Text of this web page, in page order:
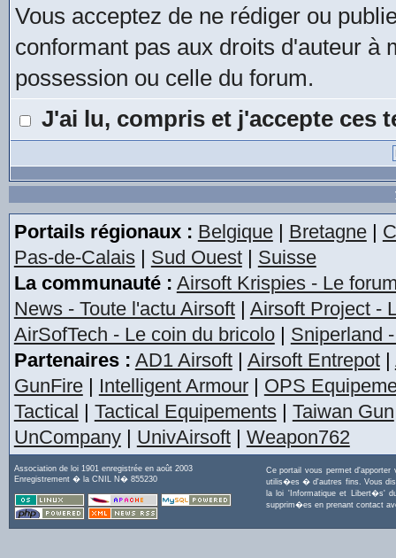
Vous acceptez de ne rédiger ou
conformant pas aux droits d'auteur à
possession ou celle du forum.
J'ai lu, compris et j'accepte ces
Portails régionaux : Belgique| Bretagne|
Pas-de-Calais| Sud Ouest| Suisse
La communauté : Airsoft Krispies - Le
News - Toute l'actu Airsoft| Airsoft Project -
AirSofTech - Le coin du bricolo| Sniperland
Partenaires : AD1 Airsoft| Airsoft Entrepot|
GunFire| Intelligent Armour| OPS
Tactical | Tactical Equipements| Taiwan Gun
UnCompany| UnivAirsoft| Weapon762
Association de loi 1901 enregistrée en août 2003
Enregistrement � la CNIL N� 855230
Ce portail vous permet
utilis�es � d'autres fins. Vous
la loi 'Informatique et Libert�s'
supprim�es en prenant contact